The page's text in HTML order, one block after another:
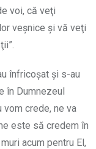
voi, că veţi
veşnice şi vă veţi
înfricoşat şi s-au
în Dumnezeul
vom crede, ne va
este să credem în
acum pentru El,